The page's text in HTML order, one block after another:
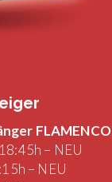
FLAMENCO
– NEU
– NEU